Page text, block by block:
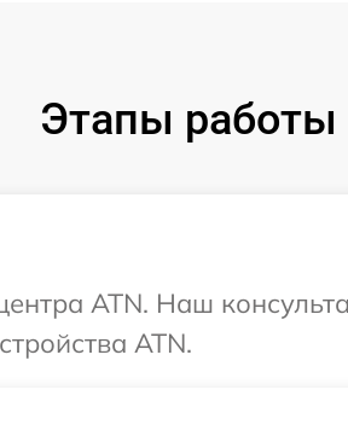
Этапы работы
ATN. Наш
ATN.